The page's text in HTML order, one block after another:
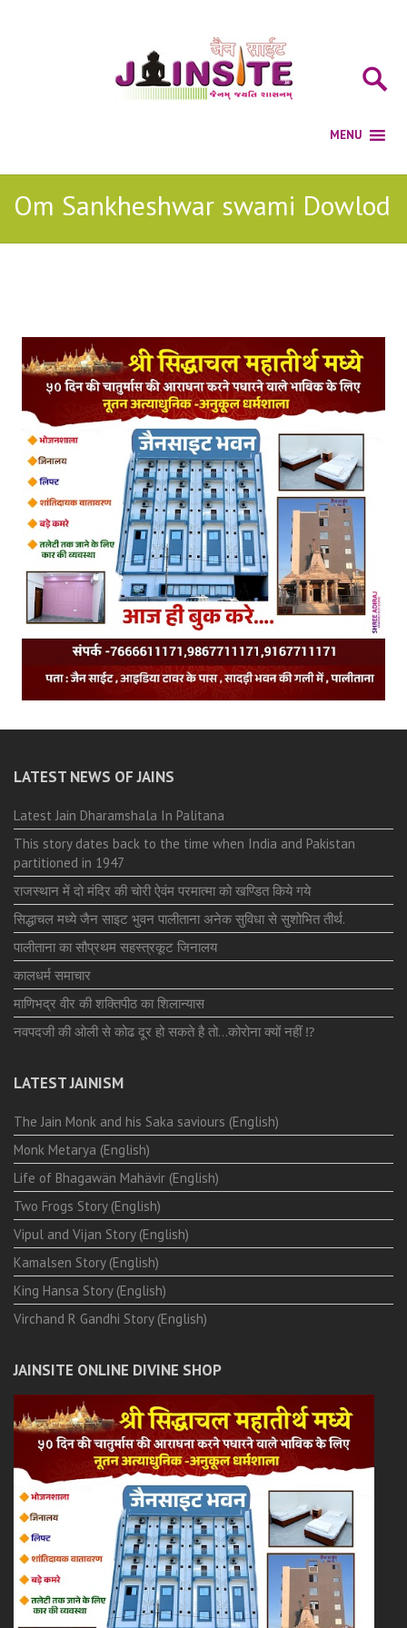
Om Sankheshwar swami Dowlod
LATEST NEWS OF JAINS
Latest Jain Dharamshala In Palitana
This story dates back to the time when India and Pakistan
partitioned in 1947
राजस्थान में दो मंदिर की चोरी ऐवंम परमात्मा को खण्डित किये गये
सिद्धाचल मध्ये जैन साइट भुवन पालीताना अनेक सुविधा से सुशोभित तीर्थ.
पालीताना का सौप्रथम सहस्त्रकूट जिनालय
कालधर्म समाचार
माणिभद्र वीर की शक्तिपीठ का शिलान्यास
नवपदजी की ओली से कोढ दूर हो सकते है तो…कोरोना क्यों नहीं ⁉️
LATEST JAINISM
The Jain Monk and his Saka saviours (English)
Monk Metarya (English)
Life of Bhagawän Mahävir (English)
Two Frogs Story (English)
Vipul and Vijan Story (English)
Kamalsen Story (English)
King Hansa Story (English)
Virchand R Gandhi Story (English)
JAINSITE ONLINE DIVINE SHOP